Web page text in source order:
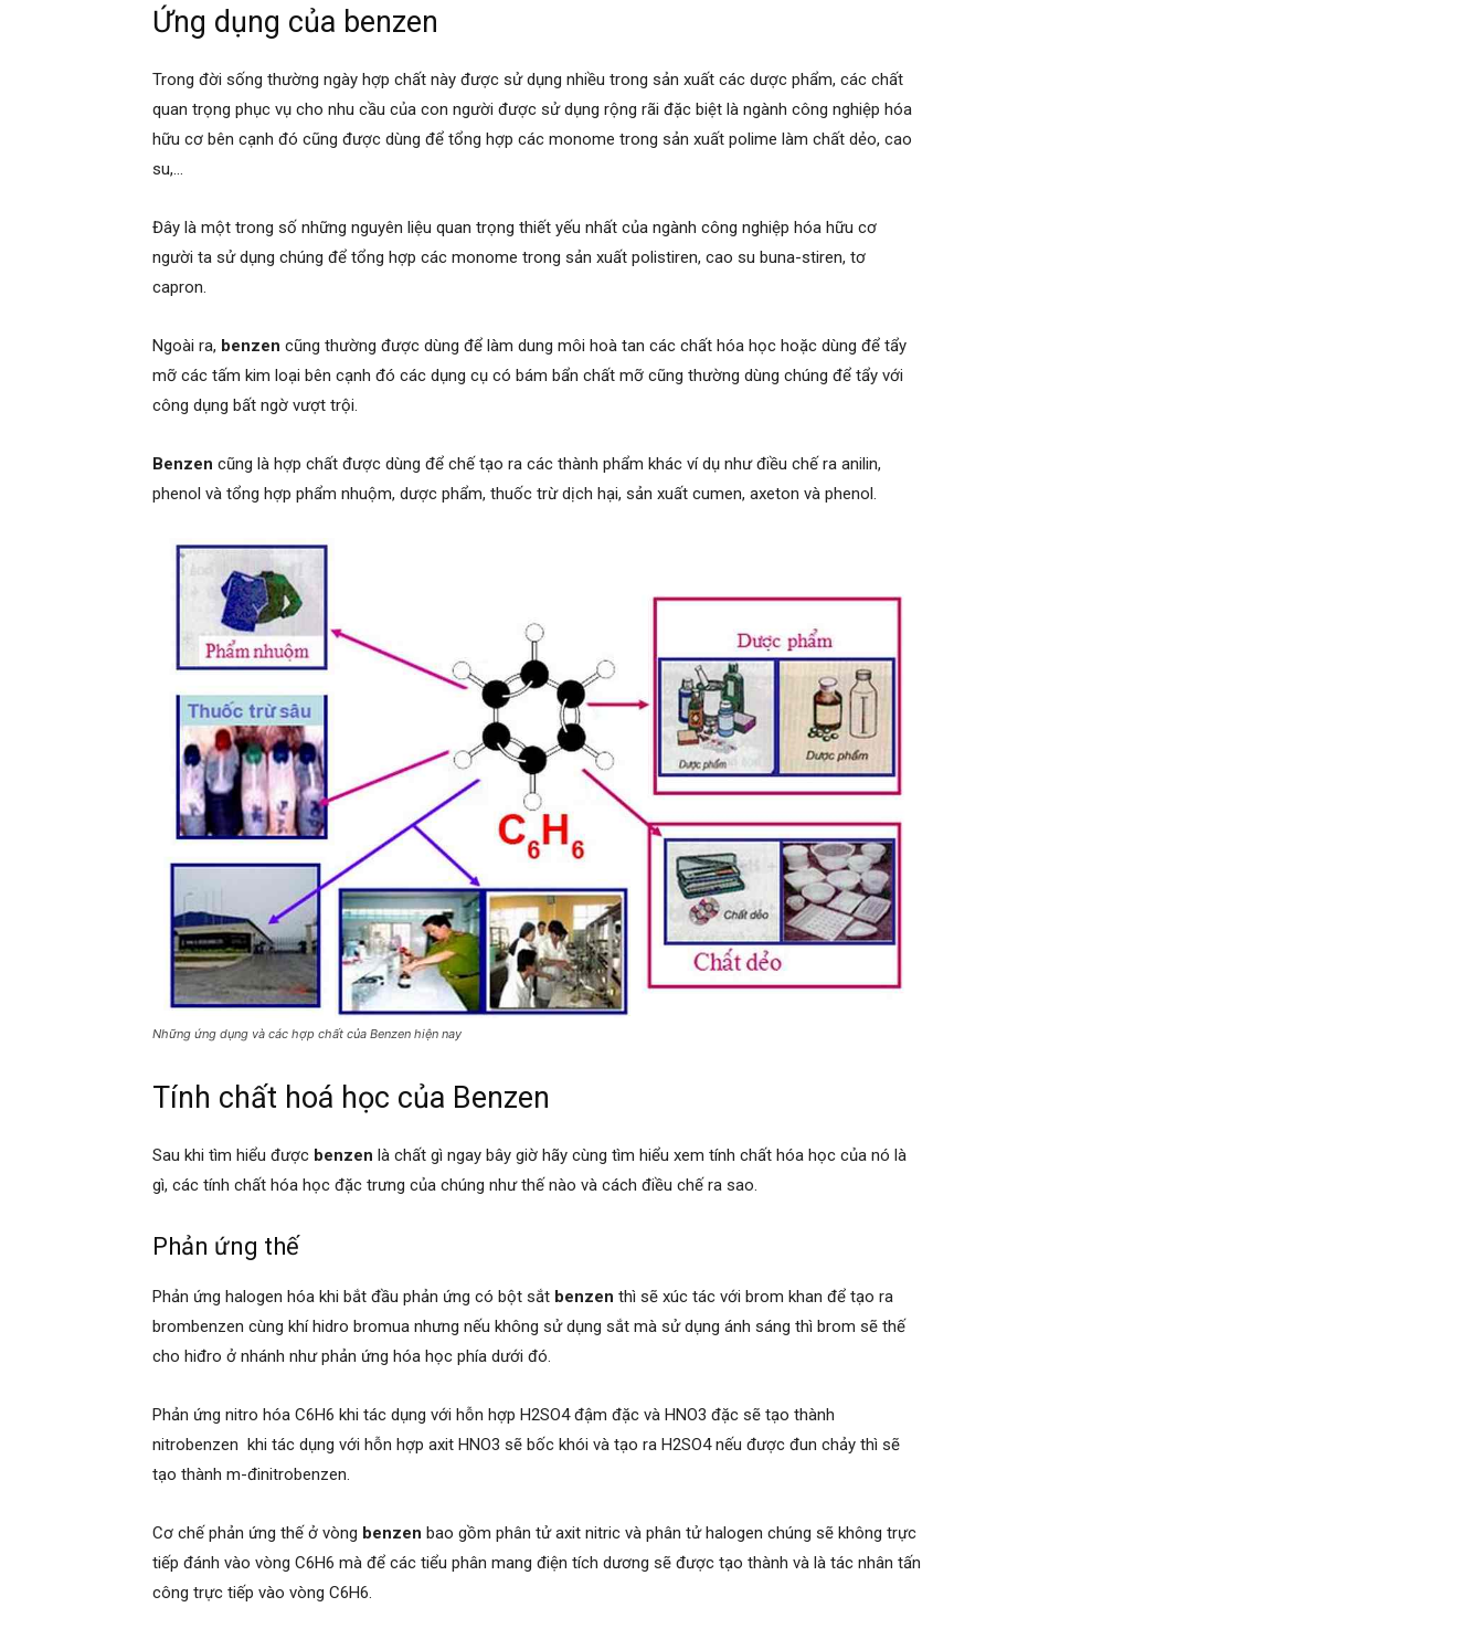
Ứng dụng của benzen
Trong đời sống thường ngày hợp chất này được sử dụng nhiều trong sản xuất các dược phẩm, các chất
quan trọng phục vụ cho nhu cầu của con người được sử dụng rộng rãi đặc biệt là ngành công nghiệp hóa
hữu cơ bên cạnh đó cũng được dùng để tổng hợp các monome trong sản xuất polime làm chất dẻo, cao
su,…
Đây là một trong số những nguyên liệu quan trọng thiết yếu nhất của ngành công nghiệp hóa hữu cơ
người ta sử dụng chúng để tổng hợp các monome trong sản xuất polistiren, cao su buna-stiren, tơ
capron.
Ngoài ra, benzen cũng thường được dùng để làm dung môi hoà tan các chất hóa học hoặc dùng để tẩy
mỡ các tấm kim loại bên cạnh đó các dụng cụ có bám bẩn chất mỡ cũng thường dùng chúng để tẩy với
công dụng bất ngờ vượt trội.
Benzen cũng là hợp chất được dùng để chế tạo ra các thành phẩm khác ví dụ như điều chế ra anilin,
phenol và tổng hợp phẩm nhuộm, dược phẩm, thuốc trừ dịch hại, sản xuất cumen, axeton và phenol.
Những ứng dụng và các hợp chất của Benzen hiện nay
Tính chất hoá học của Benzen
Sau khi tìm hiểu được benzen là chất gì ngay bây giờ hãy cùng tìm hiểu xem tính chất hóa học của nó là
gì, các tính chất hóa học đặc trưng của chúng như thế nào và cách điều chế ra sao.
Phản ứng thế
Phản ứng halogen hóa khi bắt đầu phản ứng có bột sắt benzen thì sẽ xúc tác với brom khan để tạo ra
brombenzen cùng khí hidro bromua nhưng nếu không sử dụng sắt mà sử dụng ánh sáng thì brom sẽ thế
cho hiđro ở nhánh như phản ứng hóa học phía dưới đó.
Phản ứng nitro hóa C6H6 khi tác dụng với hỗn hợp H2SO4 đậm đặc và HNO3 đặc sẽ tạo thành
nitrobenzen khi tác dụng với hỗn hợp axit HNO3 sẽ bốc khói và tạo ra H2SO4 nếu được đun chảy thì sẽ
tạo thành m-đinitrobenzen.
Cơ chế phản ứng thế ở vòng benzen bao gồm phân tử axit nitric và phân tử halogen chúng sẽ không trực
tiếp đánh vào vòng C6H6 mà để các tiểu phân mang điện tích dương sẽ được tạo thành và là tác nhân tấn
công trực tiếp vào vòng C6H6.